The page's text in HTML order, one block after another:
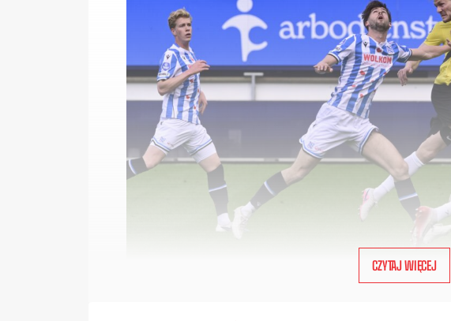
CZYTAJ WIĘCEJ